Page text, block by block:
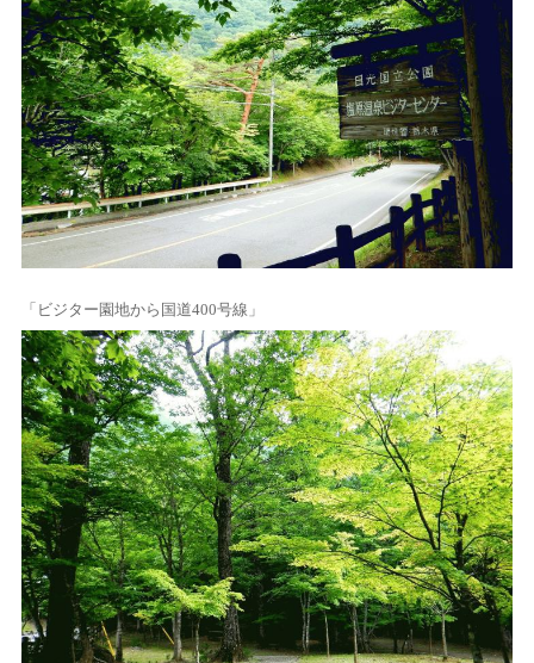
「ビジター園地から国道400号線」